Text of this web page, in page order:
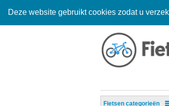
Deze website gebruikt cookies zodat u
Fietsen categorieën